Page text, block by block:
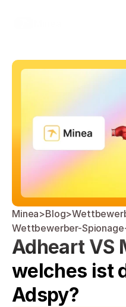
Minea>Blog>
Wettbewerber-
Adheart VS
welches ist
Adspy?